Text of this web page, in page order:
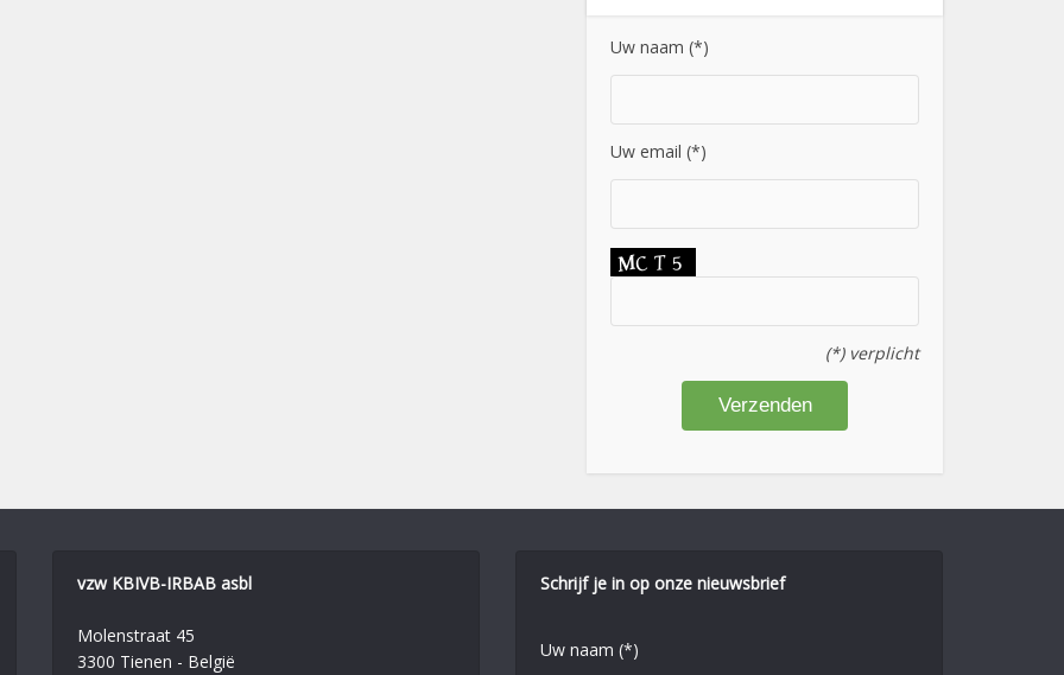
Uw naam (*)
Uw email (*)
(*) verplicht
vzw KBIVB-IRBAB asbl
Molenstraat 45
3300 Tienen - België
Schrijf je in op onze nieuwsbrief
Uw naam (*)